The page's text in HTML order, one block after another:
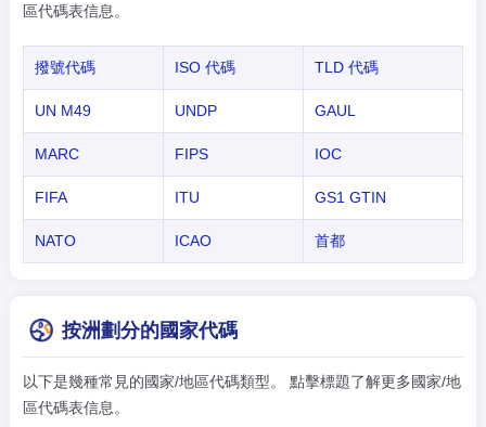
區代碼表信息。
撥號代碼 ISO 代碼 TLD 代碼
UN M49 UNDP GAUL
MARC FIPS IOC
FIFA ITU GS1 GTIN
NATO ICAO 首都
按洲劃分的國家代碼
以下是幾種常見的國家/地區代碼類型。 點擊標題了解更多國家/地
區代碼表信息。